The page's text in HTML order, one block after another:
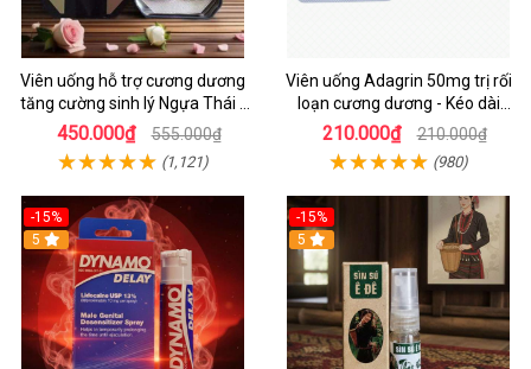
Viên uống hỗ trợ cương dương
tăng cường sinh lý Ngựa Thái -
Hộp 10 viên
450.000₫ 555.000₫
(1,121)
Viên uống Adagrin 50mg trị rối
loạn cương dương - Kéo dài
quan hệ
210.000₫ 210.000₫
(980)
-15%
Hot
5
-15%
5